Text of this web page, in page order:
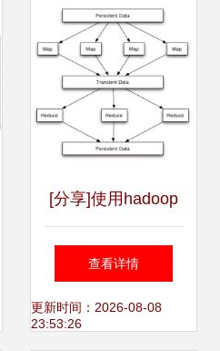
[分享]使用hadoop
进行大规模数据的
全局排序 - 产品/厂
查看详情
更新时间：2026-08-08
23:53:26